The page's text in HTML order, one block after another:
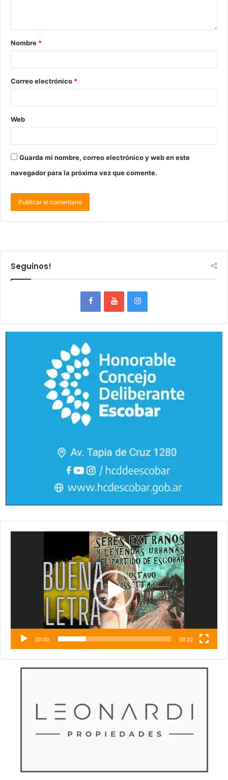
Nombre *
Correo electrónico *
Web
Guarda mi nombre, correo electrónico y web en este
navegador para la próxima vez que comente.
Seguinos!
00:00 00:10